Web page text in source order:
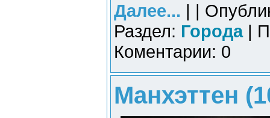
Далее... | |
Раздел: Города|
Коментарии: 0
Манхэттен